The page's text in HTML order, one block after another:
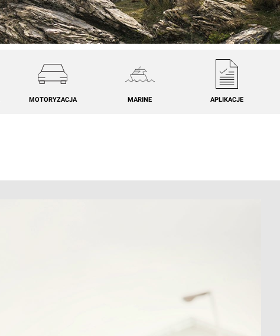
MOTORYZACJA MARINE APLIKACJE